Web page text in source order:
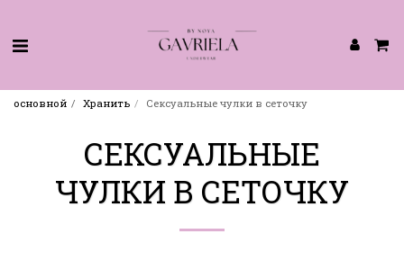
основной Хранить Сексуальные чулки в сеточку
СЕКСУАЛЬНЫЕ
ЧУЛКИ В СЕТОЧКУ